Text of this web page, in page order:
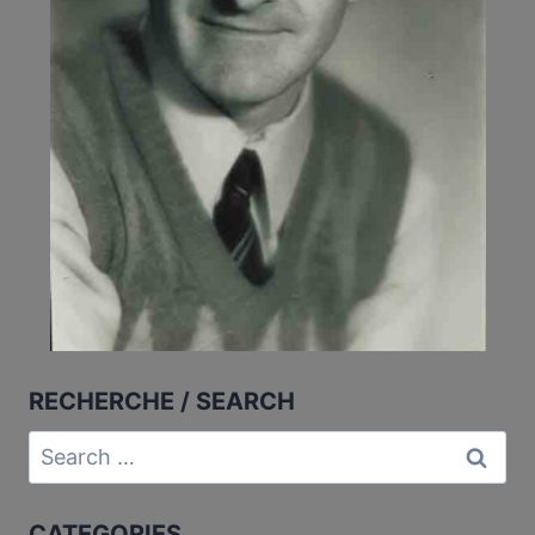
RECHERCHE / SEARCH
Search
for: